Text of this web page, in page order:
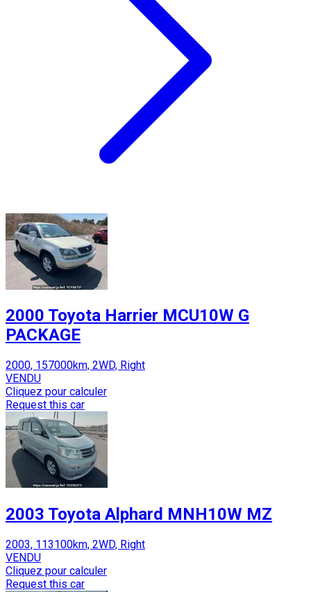
2000 Toyota Harrier MCU10W G
PACKAGE
2000, 157000km, 2WD, Right
VENDU
Cliquez pour calculer
Request this car
2003 Toyota Alphard MNH10W MZ
2003, 113100km, 2WD, Right
VENDU
Cliquez pour calculer
Request this car